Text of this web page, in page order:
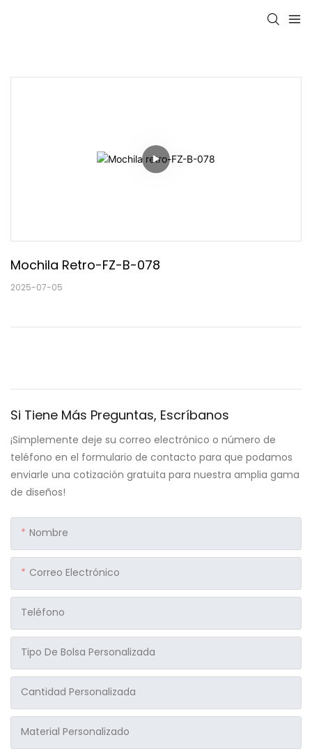
Mochila Retro-FZ-B-078
2025-07-05
Si Tiene Más Preguntas, Escríbanos
¡Simplemente deje su correo electrónico o número de
teléfono en el formulario de contacto para que podamos
enviarle una cotización gratuita para nuestra amplia gama
de diseños!
Nombre
Correo Electrónico
Teléfono
Tipo De Bolsa Personalizada
Cantidad Personalizada
Material Personalizado